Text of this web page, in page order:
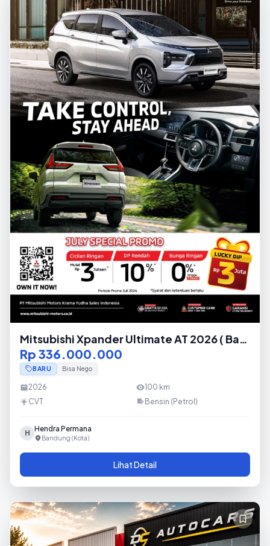
Mitsubishi Xpander Ultimate AT 2026 ( Baru
)
Rp 336.000.000
BARU Bisa Nego
2026 100 km
CVT
Bensin (Petrol)
H Hendra Permana
Bandung (Kota)
Lihat Detail